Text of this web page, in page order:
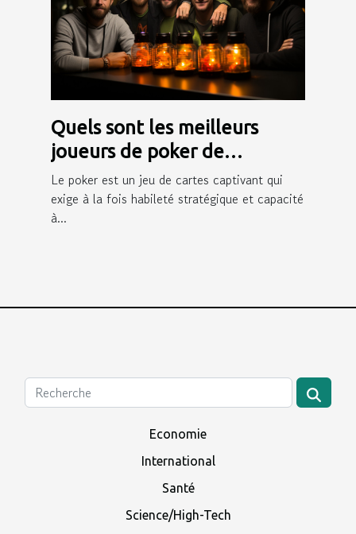
Quels sont les meilleurs
joueurs de poker de
Winamax ?
Le poker est un jeu de cartes captivant qui
exige à la fois habileté stratégique et capacité
à...
Economie
International
Santé
Science/High-Tech